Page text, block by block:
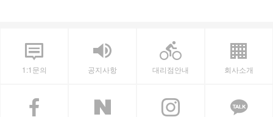
1:1문의 공지사항 대리점안내 회사소개